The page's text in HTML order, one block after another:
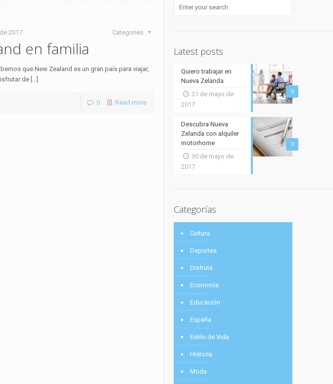
2017 Categories
en familia
que New Zealand es un gran país para viajar,
de[…]
0 Read more
Latest posts
0
Quiero trabajar en
Nueva Zelanda
31 de mayo de
2017
0
Descubra Nueva
Zelanda con alquiler
motorhome
30 de mayo de
2017
Categorías
Cultura
Deportes
Disfrute
Economía
Educación
España
Estilo de Vida
Historia
Moda